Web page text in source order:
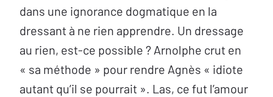
dans une ignorance dogmatique en la
dressant à ne rien apprendre. Un dressage
au rien, est-ce possible ? Arnolphe crut en
« sa méthode » pour rendre Agnès « idiote
autant qu’il se pourrait ». Las, ce fut l’amour